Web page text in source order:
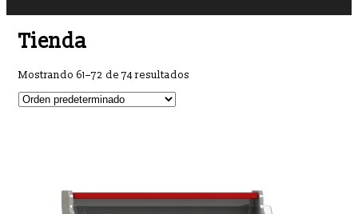
Tienda
Mostrando 61–72 de 74 resultados